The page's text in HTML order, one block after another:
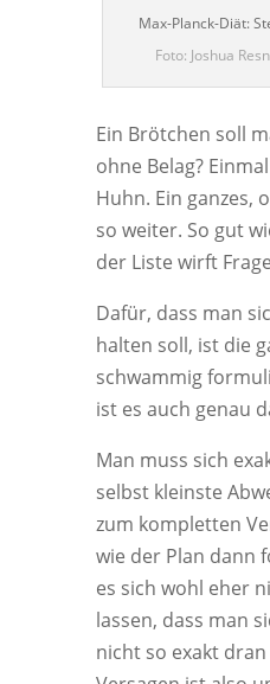
Max-Planck-Diät:
Foto: Joshua
Ein Brötchen soll
ohne Belag?
Huhn. Ein ganzes,
so weiter. So gut
der Liste wirft
Dafür, dass man
halten soll, ist die
schwammig
ist es auch genau
Man muss sich
selbst kleinste
zum kompletten
wie der Plan dann
es sich wohl eher
lassen, dass man
nicht so exakt